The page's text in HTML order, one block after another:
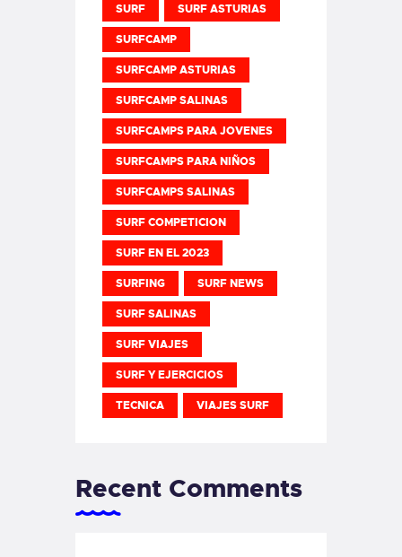
SURF SURF ASTURIAS
SURFCAMP
SURFCAMP ASTURIAS
SURFCAMP SALINAS
SURFCAMPS PARA JOVENES
SURFCAMPS PARA NIÑOS
SURFCAMPS SALINAS
SURF COMPETICION
SURF EN EL 2023
SURFING SURF NEWS
SURF SALINAS
SURF VIAJES
SURF Y EJERCICIOS
TECNICA VIAJES SURF
Recent Comments